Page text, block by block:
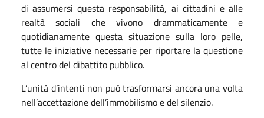
di assumersi questa responsabilità, ai cittadini e alle
realtà sociali che vivono drammaticamente e
quotidianamente questa situazione sulla loro pelle,
tutte le iniziative necessarie per riportare la questione
al centro del dibattito pubblico.
L’unità d’intenti non può trasformarsi ancora una volta
nell’accettazione dell’immobilismo e del silenzio.